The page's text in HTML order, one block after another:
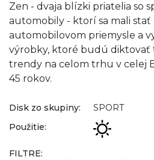
Zen - dvaja blízki priatelia so
automobily - ktorí sa mali
automobilovom priemysle a
výrobky, ktoré budú diktovať
trendy na celom trhu v celej
45 rokov.
Disk zo skupiny:
SPORT
Použitie:
FILTRE: